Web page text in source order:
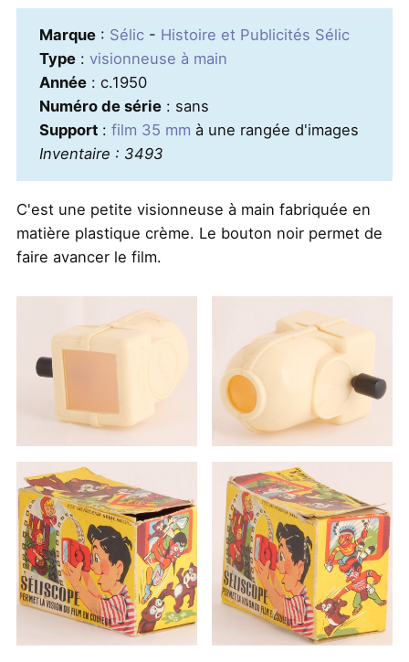
Marque: Sélic- Histoire et Publicités Sélic
Type: visionneuse à main
Année: c.1950
Numéro de série: sans
Support: film 35 mm à une rangée d'images
Inventaire : 3493
C'est une petite visionneuse à main fabriquée en
matière plastique crème. Le bouton noir permet de
faire avancer le film.